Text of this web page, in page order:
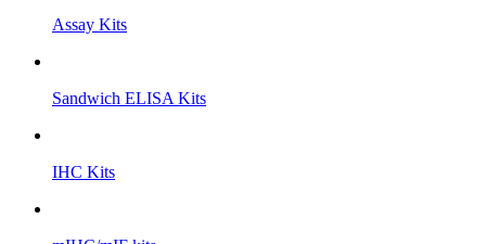
Assay Kits
Sandwich ELISA Kits
IHC Kits